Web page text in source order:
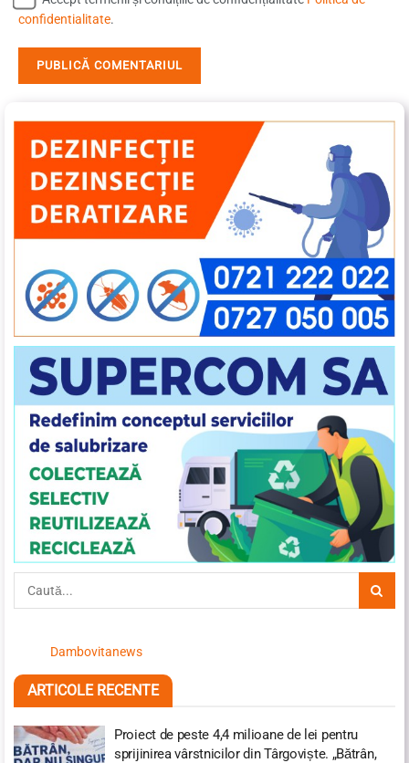
confidentialitate.
Dambovitanews
ARTICOLE RECENTE
Proiect de peste 4,4 milioane de lei pentru
sprijinirea vârstnicilor din Târgoviște. „Bătrân,